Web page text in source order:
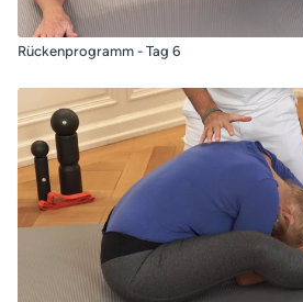
Rückenprogramm - Tag 6